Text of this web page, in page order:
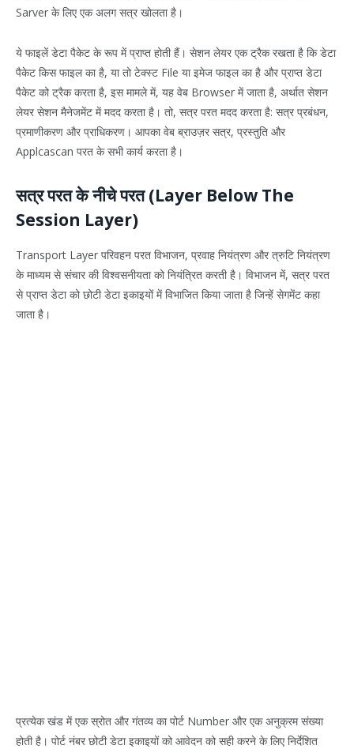
Sarver के लिए एक अलग सत्र खोलता है।
ये फाइलें डेटा पैकेट के रूप में प्राप्त होती हैं। सेशन लेयर एक ट्रैक रखता है कि डेटा
पैकेट किस फाइल का है, या तो टेक्स्ट File या इमेज फाइल का है और प्राप्त डेटा
पैकेट को ट्रैक करता है, इस मामले में, यह वेब Browser में जाता है, अर्थात सेशन
लेयर सेशन मैनेजमेंट में मदद करता है। तो, सत्र परत मदद करता है: सत्र प्रबंधन,
प्रमाणीकरण और प्राधिकरण। आपका वेब ब्राउज़र सत्र, प्रस्तुति और
Applcascan परत के सभी कार्य करता है।
सत्र परत के नीचे परत (Layer Below The
Session Layer)
Transport Layer परिवहन परत विभाजन, प्रवाह नियंत्रण और त्रुटि नियंत्रण
के माध्यम से संचार की विश्वसनीयता को नियंत्रित करती है। विभाजन में, सत्र परत
से प्राप्त डेटा को छोटी डेटा इकाइयों में विभाजित किया जाता है जिन्हें सेगमेंट कहा
जाता है।
प्रत्येक खंड में एक स्रोत और गंतव्य का पोर्ट Number और एक अनुक्रम संख्या
होती है। पोर्ट नंबर छोटी डेटा इकाइयों को आवेदन को सही करने के लिए निर्देशित